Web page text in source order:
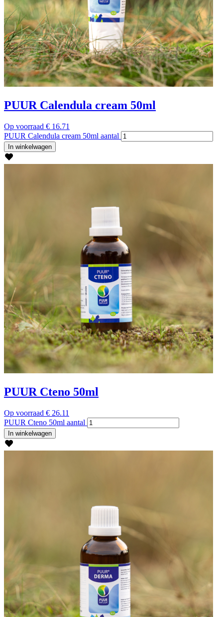
PUUR Calendula cream 50ml
Op voorraad € 16.71
PUUR Calendula cream 50ml aantal
In winkelwagen
PUUR Cteno 50ml
Op voorraad € 26.11
PUUR Cteno 50ml aantal
In winkelwagen